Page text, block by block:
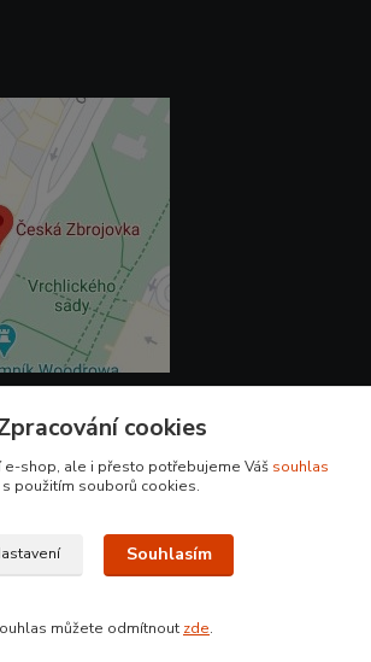
cookies
e-shop, ale i přesto potřebujeme Váš souhlas
s použitím souborů cookies.
Souhlasím
můžete odmítnout zde.